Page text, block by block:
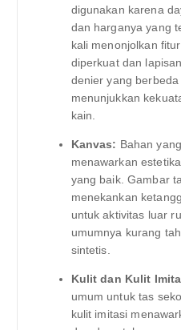
digunakan karena
dan harganya yang
kali menonjolkan
diperkuat dan
denier yang
menunjukkan
kain.
Kanvas: Bahan
menawarkan
yang baik. Gambar
menekankan
untuk aktivitas luar
umumnya kurang
sintetis.
Kulit dan Kulit
umum untuk tas
kulit imitasi